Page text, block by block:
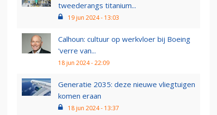
tweederangs titanium...
19 jun 2024 - 13:03
Calhoun: cultuur op werkvloer bij Boeing
'verre van...
18 jun 2024 - 22:09
Generatie 2035: deze nieuwe vliegtuigen
komen eraan
18 jun 2024 - 13:37